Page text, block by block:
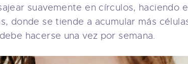
suavemente en círculos, haciendo
donde se tiende a acumular más
hacerse una vez por semana.